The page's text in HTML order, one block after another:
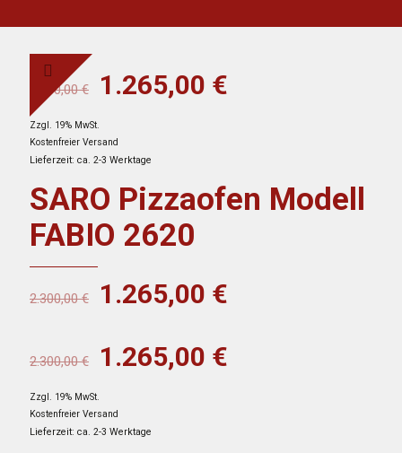
2.300,00€
Ursprünglicher
war:
2.300,00 €
1.265,00 €
Zzgl. 19% MwSt.
Kostenfreier Versand
Lieferzeit: ca. 2-3 Werktage
SARO Pizzaofen Modell
FABIO 2620
2.300,00€
Ursprünglicher
war:
2.300,00 €
1.265,00 €
2.300,00€
Ursprünglicher
war:
2.300,00 €
1.265,00 €
Zzgl. 19% MwSt.
Kostenfreier Versand
Lieferzeit: ca. 2-3 Werktage